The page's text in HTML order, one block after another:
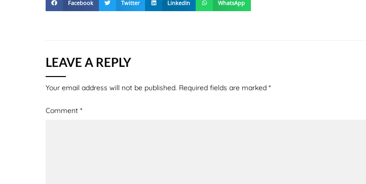
Facebook Twitter LinkedIn WhatsApp
LEAVE A REPLY
Your email address will not be published. Required fields are marked *
Comment *